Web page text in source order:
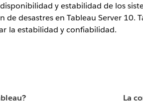
y estabilidad de los
desastres en Tableau Server
la estabilidad y confiabilidad.
La